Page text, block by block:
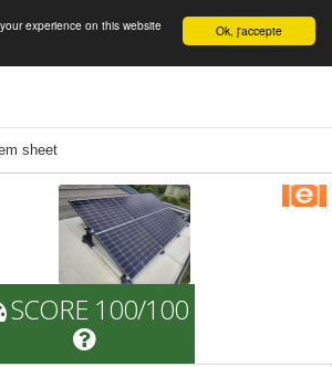
English Ok, j'accepte
experience on this website
sheet
SCORE 100/100